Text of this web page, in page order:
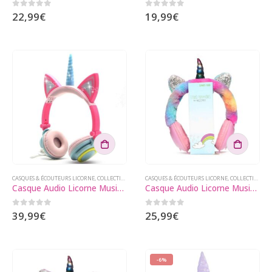
0sur 5
22,99€
sur
la
page
du
produit
0 sur 5
19,99€
CASQUES & ÉCOUTEURS LICORNE,COLLECTIONS LICORNE ,GADGETS LICORNE
Casque Audio Licorne Musique Fille
0 sur 5
39,99€
CASQUES & ÉCOUTEURS LICORNE,COLLECTIONS LICORNE
Casque Audio Licorne Musiki Rose
0sur 5
25,99€
-6%